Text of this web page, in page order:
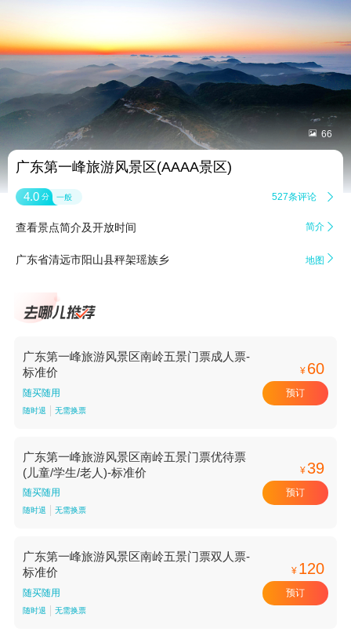
 66
广东第一峰旅游风景区(AAAA景区)
4.0 分 一般 527条评论 
查看景点简介及开放时间 简介 
广东省清远市阳山县秤架瑶族乡 地图 
广东第一峰旅游风景区南岭五景门票成人票-
标准价
随买随用
随时退 无需换票
¥ 60
预订
广东第一峰旅游风景区南岭五景门票优待票
(儿童/学生/老人)-标准价
随买随用
随时退 无需换票
¥39
预订
广东第一峰旅游风景区南岭五景门票双人票-
标准价
随买随用
随时退 无需换票
¥ 120
预订